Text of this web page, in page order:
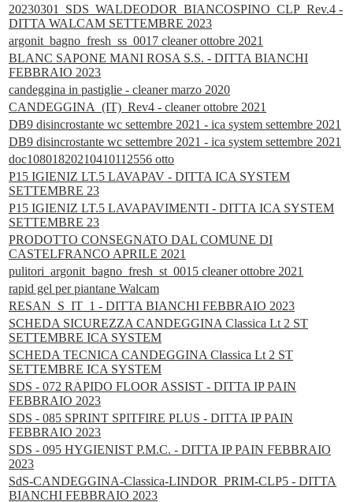
20230301_SDS_WALDEODOR_BIANCOSPINO_CLP_Rev.4 -
DITTA WALCAM SETTEMBRE 2023
argonit_bagno_fresh_ss_0017 cleaner ottobre 2021
BLANC SAPONE MANI ROSA S.S. - DITTA BIANCHI
FEBBRAIO 2023
candeggina in pastiglie - cleaner marzo 2020
CANDEGGINA_(IT)_Rev4 - cleaner ottobre 2021
DB9 disincrostante wc settembre 2021 - ica system settembre 2021
DB9 disincrostante wc settembre 2021 - ica system settembre 2021
doc10801820210410112556 otto
P15 IGIENIZ LT.5 LAVAPAV - DITTA ICA SYSTEM
SETTEMBRE 23
P15 IGIENIZ LT.5 LAVAPAVIMENTI - DITTA ICA SYSTEM
SETTEMBRE 23
PRODOTTO CONSEGNATO DAL COMUNE DI
CASTELFRANCO APRILE 2021
pulitori_argonit_bagno_fresh_st_0015 cleaner ottobre 2021
rapid gel per piantane Walcam
RESAN_S_IT_1 - DITTA BIANCHI FEBBRAIO 2023
SCHEDA SICUREZZA CANDEGGINA Classica Lt 2 ST
SETTEMBRE ICA SYSTEM
SCHEDA TECNICA CANDEGGINA Classica Lt 2 ST
SETTEMBRE ICA SYSTEM
SDS - 072 RAPIDO FLOOR ASSIST - DITTA IP PAIN
FEBBRAIO 2023
SDS - 085 SPRINT SPITFIRE PLUS - DITTA IP PAIN
FEBBRAIO 2023
SDS - 095 HYGIENIST P.M.C. - DITTA IP PAIN FEBBRAIO
2023
SdS-CANDEGGINA-Classica-LINDOR_PRIM-CLP5 - DITTA
BIANCHI FEBBRAIO 2023